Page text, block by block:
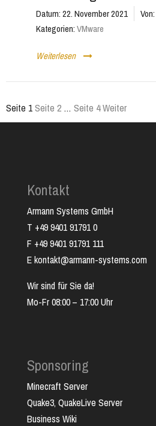
Datum:22. November 2021 Von:
Kategorien:VMware
Weiterlesen
Seitennummerierung
Seite 1Seite 2 … Seite 4Weiter
Kontakt
Armann Systems GmbH
T +49 9401 91791 0
F +49 9401 91791 111
E kontakt@armann-systems.com
Wir sind für Sie da!
Mo-Fr 08:00 – 17:00 Uhr
Sponsoring
Minecraft Server
Quake3, QuakeLive Server
Business Wiki